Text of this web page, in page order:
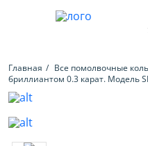
Главная Все помолвочные
бриллиантом 0.3 карат. Модель